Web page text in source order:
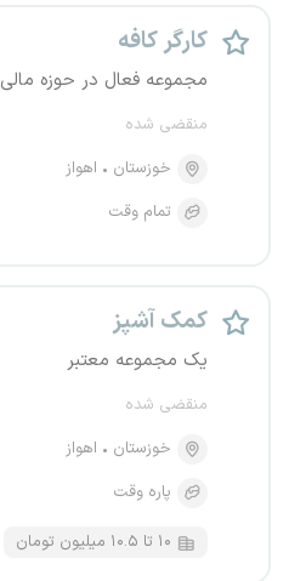
کارگر کافه
مجموعه فعال در حوزه مالی
منقضی شده
خوزستان
اهواز
تمام وقت
کمک آشپز
یک مجموعه معتبر
منقضی شده
خوزستان
اهواز
پاره وقت
۱۰ تا ۱۰.۵ میلیون تومان